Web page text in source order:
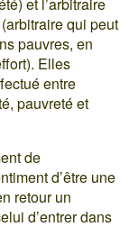
qui peut
pauvres, en
Elles
entre
pauvreté et
de
d’être une
retour un
d’entrer dans